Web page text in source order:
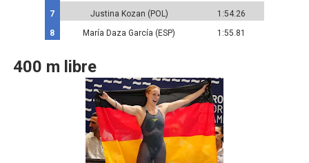
7
Justina Kozan (POL)
1:54.26
8
María Daza García (ESP) 1:55.81
400 m libre